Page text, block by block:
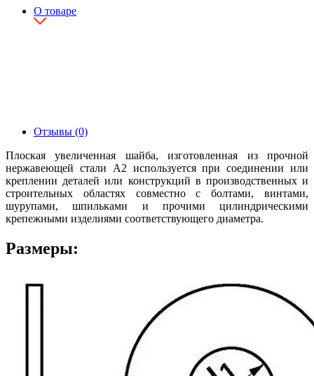
О товаре
Отзывы (0)
Плоская увеличенная шайба, изготовленная из прочной
нержавеющей стали А2 используется при соединении или
креплении деталей или конструкций в производственных и
строительных областях совместно с болтами, винтами,
шурупами, шпильками и прочими цилиндрическими
крепежными изделиями соответствующего диаметра.
Размеры: